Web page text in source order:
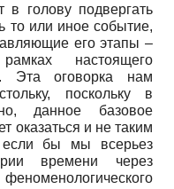
в голову подвергать
то или иное событие,
его этапы –
настоящего
Эта оговорка нам
поскольку в
данное базовое
оказаться и не таким
бы мы всерьез
времени через